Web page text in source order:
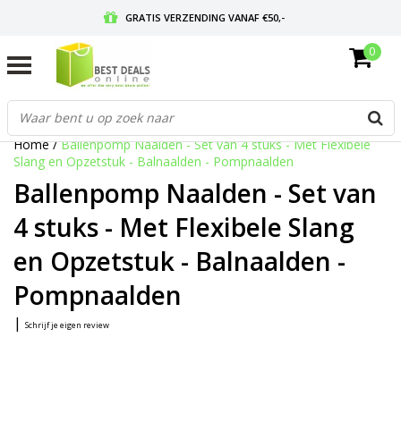
GRATIS VERZENDING VANAF €50,-
GRATIS RETOURNEREN EN 30 DAGEN BEDENKTIJD
0
Home/Ballenpomp Naalden - Set van 4 stuks - Met Flexibele
Slang en Opzetstuk - Balnaalden - Pompnaalden
Ballenpomp Naalden - Set van
4 stuks - Met Flexibele Slang
en Opzetstuk - Balnaalden -
Pompnaalden
| Schrijf je eigen review